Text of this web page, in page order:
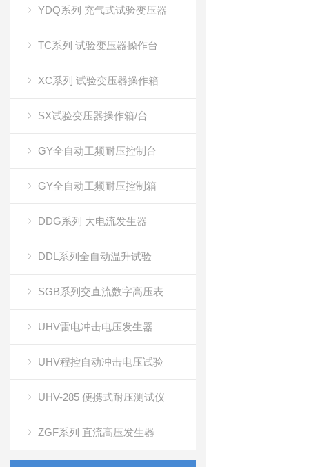
YDQ系列 充气式试验变压器
TC系列 试验变压器操作台
XC系列 试验变压器操作箱
SX试验变压器操作箱/台
GY全自动工频耐压控制台
GY全自动工频耐压控制箱
DDG系列 大电流发生器
DDL系列全自动温升试验
SGB系列交直流数字高压表
UHV雷电冲击电压发生器
UHV程控自动冲击电压试验
UHV-285 便携式耐压测试仪
ZGF系列 直流高压发生器